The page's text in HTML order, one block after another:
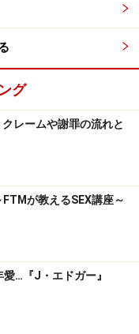
グ
レームや謝罪の流れと
が教えるSEX講座～
…『J・エドガー』